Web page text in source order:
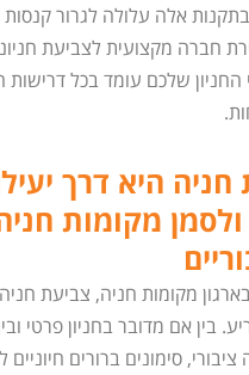
אלה עלולה לגרור קנסות
חברה מקצועית לצביעת
החניון שלכם עומד בכל דרישות
היא דרך
מקומות
מקומות חניה, צביעת
בין אם מדובר בחניון פרטי
ציבורי, סימונים ברורים חיוניים